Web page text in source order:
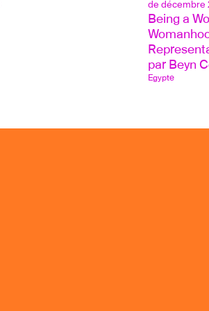
de décembre
Being a
par Beyn
Egypte